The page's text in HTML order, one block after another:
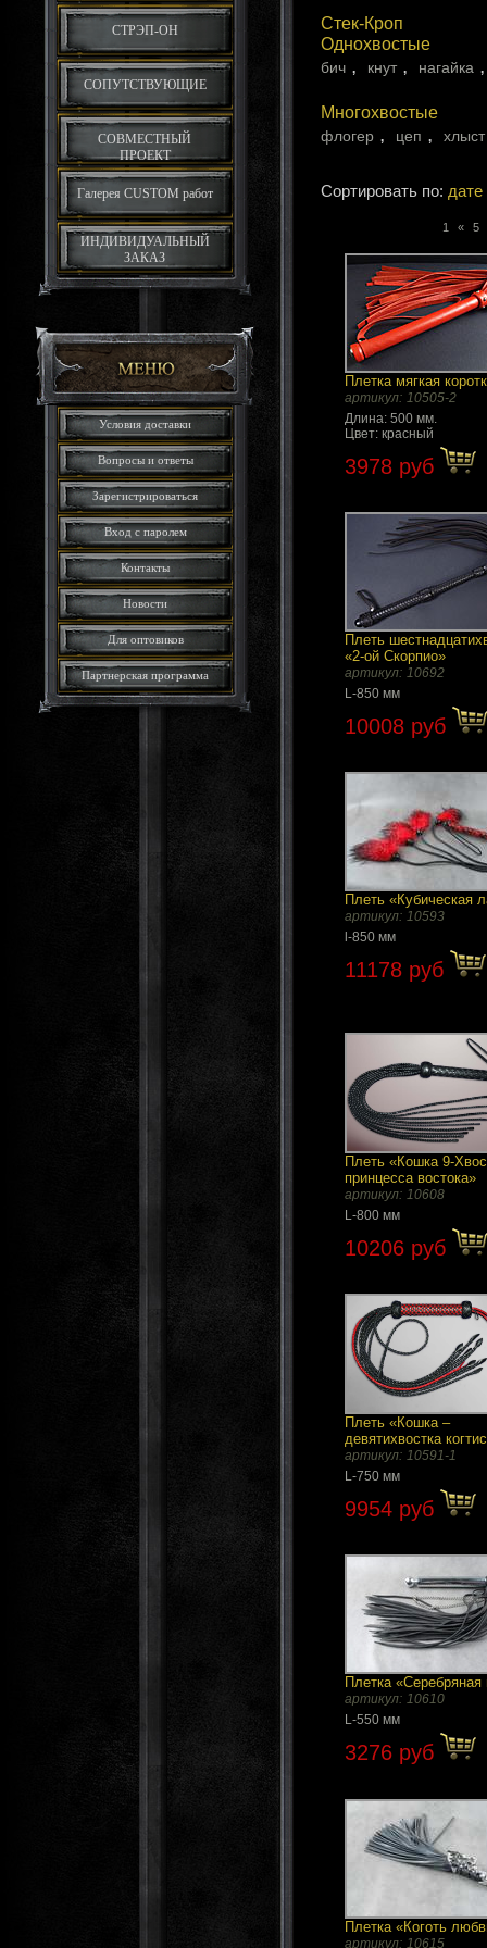
СТРЭП-ОН
СОПУТСТВУЮЩИЕ
СОВМЕСТНЫЙ
ПРОЕКТ
Галерея CUSTOM работ
ИНДИВИДУАЛЬНЫЙ
ЗАКАЗ
Условия доставки
Вопросы и ответы
Зарегистрироваться
Вход с паролем
Контакты
Новости
Для оптовиков
Партнерская программа
Стек-Кроп
Однохвостые
бич , кнут, нагайка
Многохвостые
флогер , цеп , хлыст
Сортировать по: дате
1 « 5
Плетка мягкая
артикул: 10505-2
Длина: 500 мм.
Цвет: красный
3978 руб
Плеть
«2-ой Скорпио»
артикул: 10692
L-850 мм
10008 руб
Плеть «Кубическая
артикул: 10593
l-850 мм
11178 руб
Плеть «Кошка 9-
принцесса востока»
артикул: 10608
L-800 мм
10206 руб
Плеть «Кошка –
девятихвостка
артикул: 10591-1
L-750 мм
9954 руб
Плетка «Серебряная
артикул: 10610
L-550 мм
3276 руб
Плетка «Коготь
артикул: 10615